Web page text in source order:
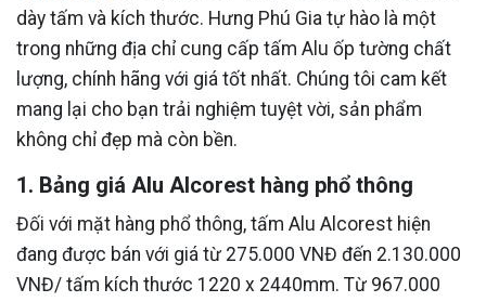
dày tấm và kích thước. Hưng Phú Gia tự hào là một
trong những địa chỉ cung cấp tấm Alu ốp tường chất
lượng, chính hãng với giá tốt nhất. Chúng tôi cam kết
mang lại cho bạn trải nghiệm tuyệt vời, sản phẩm
không chỉ đẹp mà còn bền.
1. Bảng giá Alu Alcorest hàng phổ thông
Đối với mặt hàng phổ thông, tấm Alu Alcorest hiện
đang được bán với giá từ 275.000 VNĐ đến 2.130.000
VNĐ/ tấm kích thước 1220 x 2440mm. Từ 967.000